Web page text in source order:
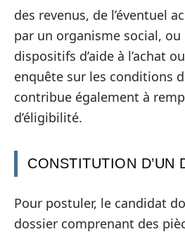
des revenus, de l’éventuel
par un organisme social, ou
dispositifs d’aide à l’achat
enquête sur les conditions
contribue également à
d’éligibilité.
CONSTITUTION D’UN
Pour postuler, le candidat
dossier comprenant des